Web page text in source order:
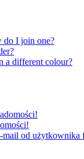
do I join one?
a different colour?
mail od użytkownika